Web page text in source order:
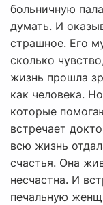
больничную
думать. И
страшное. Его
сколько
жизнь прошла
как человека.
которые
встречает
всю жизнь
счастья. Она
несчастна. И
печальную